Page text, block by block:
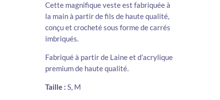
Cette magnifique veste est fabriquée à
la main à partir de fils de haute qualité,
conçu et crocheté sous forme de carrés
imbriqués.
Fabriqué à partir de Laine et d’acrylique
premium de haute qualité.
Taille : S, M